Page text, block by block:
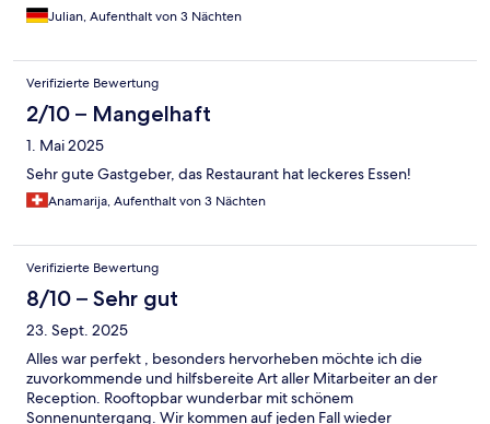
Julian, Aufenthalt von 3 Nächten
Verifizierte Bewertung
2/10 – Mangelhaft
1. Mai 2025
Sehr gute Gastgeber, das Restaurant hat leckeres Essen!
Anamarija, Aufenthalt von 3 Nächten
Verifizierte Bewertung
8/10 – Sehr gut
23. Sept. 2025
Alles war perfekt , besonders hervorheben möchte ich die
zuvorkommende und hilfsbereite Art aller Mitarbeiter an der
Reception. Rooftopbar wunderbar mit schönem
Sonnenuntergang. Wir kommen auf jeden Fall wieder